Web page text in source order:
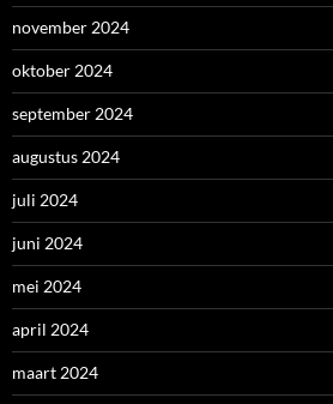
november 2024
oktober 2024
september 2024
augustus 2024
juli 2024
juni 2024
mei 2024
april 2024
maart 2024